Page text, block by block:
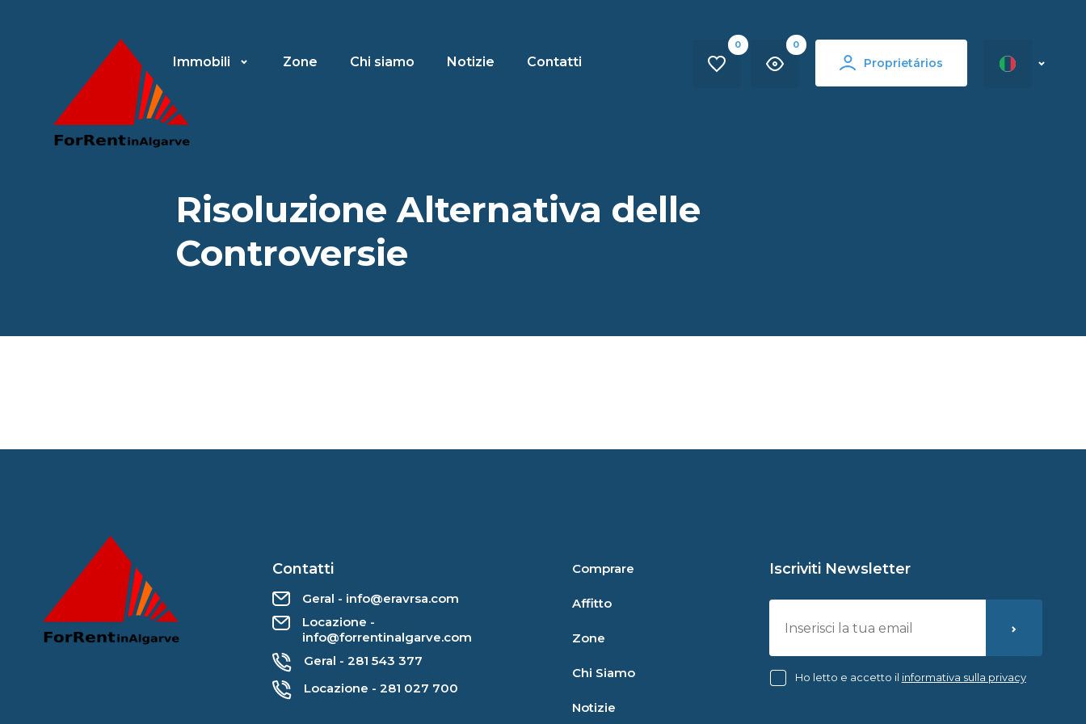
Immobili Zone Chi siamo Notizie Contatti
0 0
Proprietários
Risoluzione Alternativa delle
Controversie
Contatti
Geral - info@eravrsa.com
Locazione -
info@forrentinalgarve.com
Geral - 281 543 377
Locazione - 281 027 700
Comprare
Affitto
Zone
Chi Siamo
Notizie
Iscriviti Newsletter
Ho letto e accetto il informativa sulla privacy